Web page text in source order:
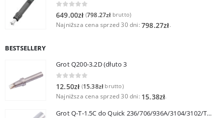
649.00zł (798.27złbrutto)
Najniższa cena sprzed 30 dni: 798.27zł.
BESTSELLERY
Grot Q200-3.2D (dłuto 3
0out of 5
12.50zł (15.38złbrutto)
Najniższa cena sprzed 30 dni: 15.38zł.
Grot Q-T-1.5C do Quick 236/706/936A/3104/3102/TS1100